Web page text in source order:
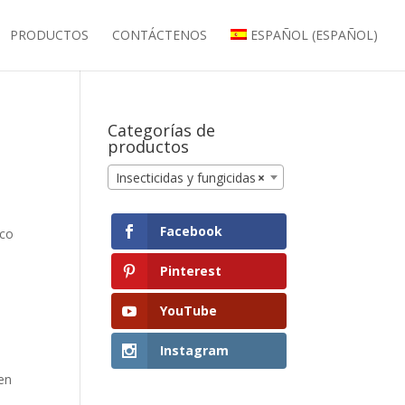
PRODUCTOS CONTÁCTENOS ESPAÑOL (ESPAÑOL)
Categorías de
productos
×
Insecticidas y fungicidas
Facebook
Pinterest
YouTube
Instagram